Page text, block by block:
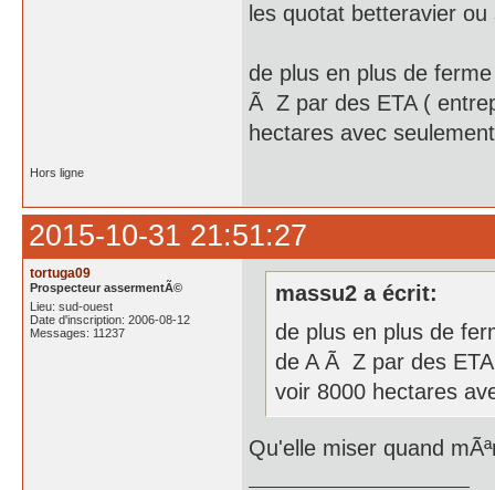
les quotat betteravier
de plus en plus de
Ã Z par des ETA (
hectares avec
Hors ligne
2015-10-31 21:51:27
tortuga09
Prospecteur assermentÃ©
Lieu: sud-ouest
Date d'inscription: 2006-08-12
Messages: 11237
massu2 a écrit:
de plus en plus de
de A Ã Z par des
voir 8000 hectares
Qu'elle miser quand